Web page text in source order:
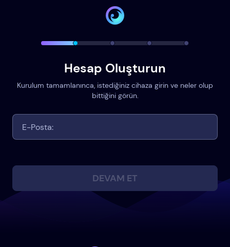
Hesap Oluşturun
Kurulum tamamlanınca, istediğiniz cihaza girin ve neler olup
bittiğini görün.
DEVAM ET